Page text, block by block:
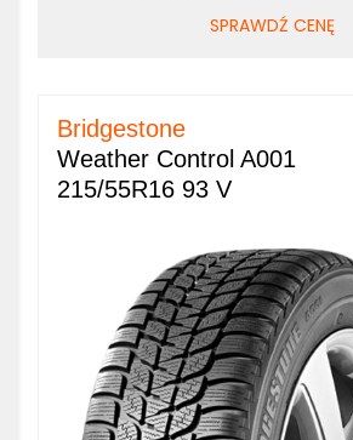
SPRAWDŹ CENĘ
Bridgestone
Weather Control A001
215/55R16 93 V